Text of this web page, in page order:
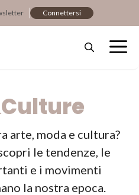
Connettersi
arte, moda e cultura?
le tendenze, le
e i movimenti
la nostra epoca.